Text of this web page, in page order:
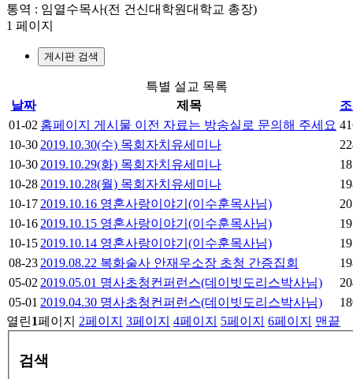
통역 : 임열수목사(전 건신대학원대학교 총장)
1 페이지
게시판 검색
특별 설교 목록
날짜
제목
01-02 홈페이지 게시물 이전 자료는 방송실로 문의해 주세요
10-30 2019.10.30(수) 목회자치유세미나
10-30 2019.10.29(화) 목회자치유세미나
10-28 2019.10.28(월) 목회자치유세미나
10-17 2019.10.16 영혼사랑이야기(이수훈목사님)
10-16 2019.10.15 영혼사랑이야기(이수훈목사님)
10-15 2019.10.14 영혼사랑이야기(이수훈목사님)
08-23 2019.08.22 복화술사 안재우소장 초청 간증집회
05-02 2019.05.01 명사초청컨퍼런스(데이빗도리스박사님)
05-01 2019.04.30 명사초청컨퍼런스(데이빗도리스박사님)
열린1페이지 2페이지 3페이지 4페이지 5페이지 6페이지 맨끝
검색